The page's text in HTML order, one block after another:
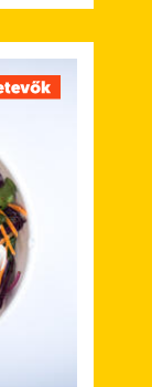
DAL
és
csatnival.
(g/adag)
192 kcal
Fehérje 11 g
25 g
8.9 g
Rost 8.9 g
0.9 g